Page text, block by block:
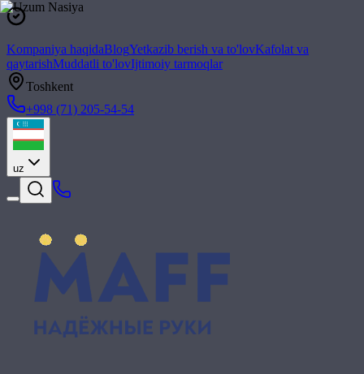
Kompaniya haqidaBlogYetkazib berish va to'lovKafolat va
qaytarishMuddatli to'lovIjtimoiy tarmoqlar
Toshkent
+998 (71) 205-54-54
uz